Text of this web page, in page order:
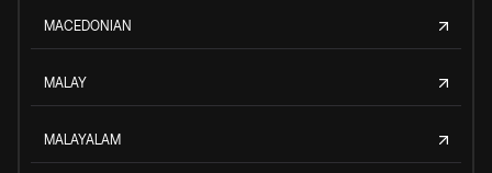
MACEDONIAN
MALAY
MALAYALAM